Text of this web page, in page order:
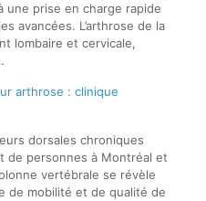
une prise en charge rapide
avancées. L’arthrose de la
lombaire et cervicale,
arthrose : clinique
dorsales chroniques
de personnes à Montréal et
vertébrale se révèle
de mobilité et de qualité de